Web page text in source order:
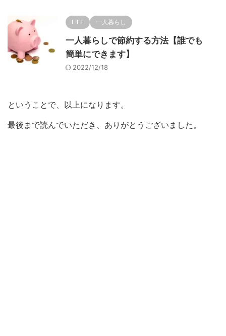
LIFE 一人暮らし
一人暮らしで節約する方法【誰でも
簡単にできます】
2022/12/18
ということで、以上になります。
最後まで読んでいただき、ありがとうございました。